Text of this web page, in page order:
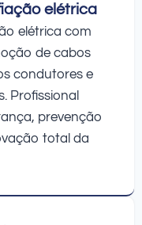
elétrica
elétrica com
de cabos
condutores e
Profissional
prevenção
total da